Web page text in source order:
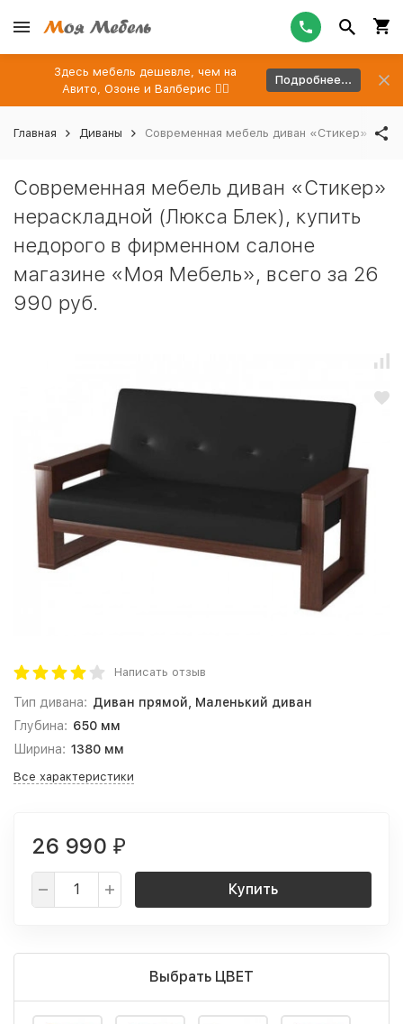
Здесь мебель дешевле, чем на
Авито, Озоне и Валберис 👉🏻
Подробнее...
Главная Диваны Современная мебель диван «Стикер»
Современная мебель диван «Стикер»
нераскладной (Люкса Блек), купить
недорого в фирменном салоне
магазине «Моя Мебель», всего за 26
990 руб.
Написать отзыв
Тип дивана: Диван прямой, Маленький диван
Глубина: 650 мм
Ширина: 1380 мм
Все характеристики
26 990 ₽
Купить
Выбрать ЦВЕТ